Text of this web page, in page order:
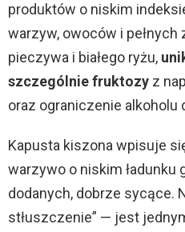
produktów o niskim
warzyw, owoców i pełnych
pieczywa i białego ryżu,
szczególnie fruktozy z
oraz ograniczenie alkoholu
Kapusta kiszona wpisuje
warzywo o niskim
dodanych, dobrze sycące.
stłuszczenie” — jest